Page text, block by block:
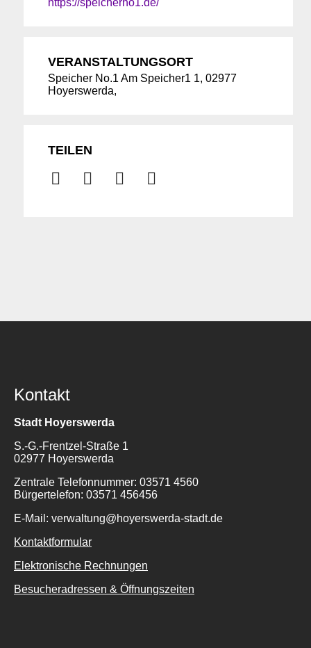
https://speicherno1.de/
VERANSTALTUNGSORT
Speicher No.1 Am Speicher1 1, 02977
Hoyerswerda,
TEILEN
Kontakt
Stadt Hoyerswerda
S.-G.-Frentzel-Straße 1
02977 Hoyerswerda
Zentrale Telefonnummer: 03571 4560
Bürgertelefon: 03571 456456
E-Mail: verwaltung@hoyerswerda-stadt.de
Kontaktformular
Elektronische Rechnungen
Besucheradressen & Öffnungszeiten